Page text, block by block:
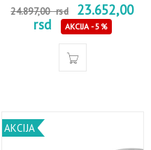
24.897,00rsd
23.652,00
rsd
AKCIJA - 5%
AKCIJA